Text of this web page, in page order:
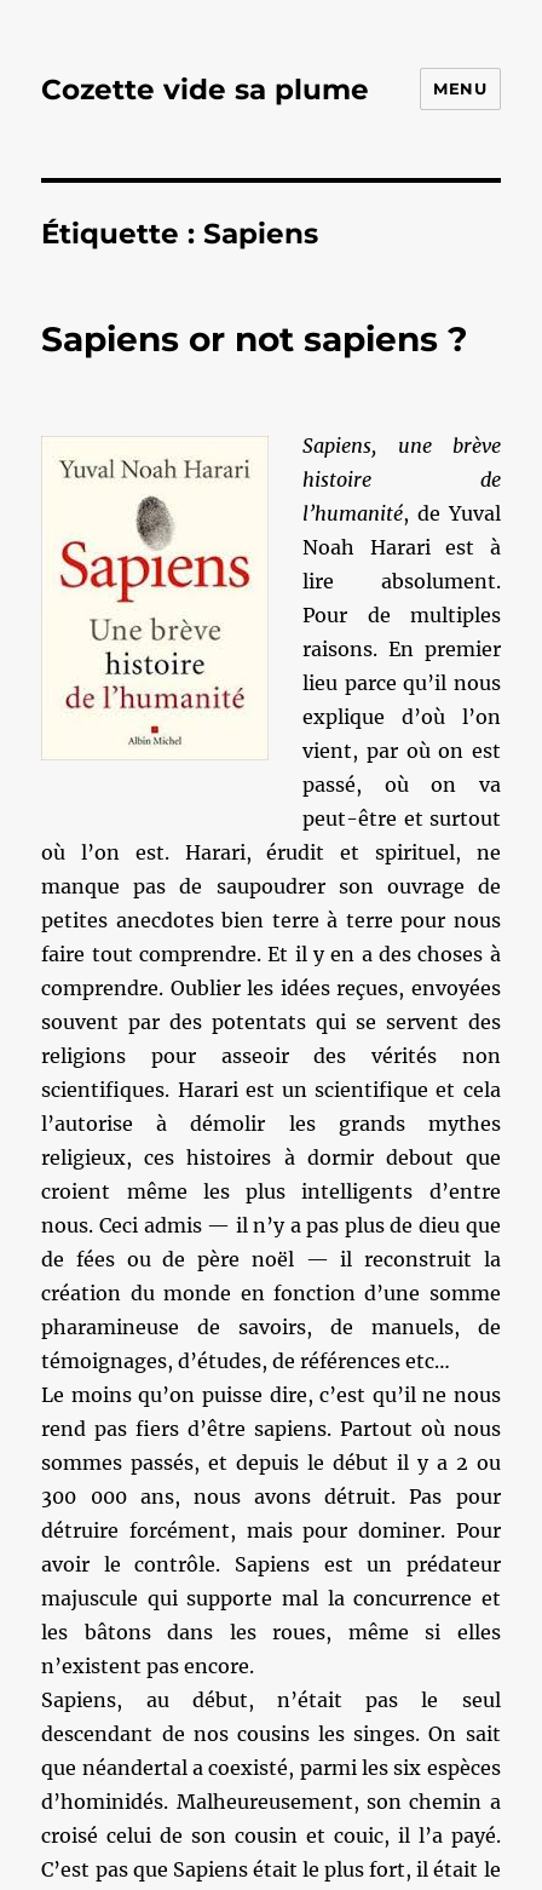
Cozette vide sa plume MENU
Étiquette :Sapiens
Sapiens or not sapiens ?
Sapiens, une brève
histoire de
l’humanité, de Yuval
Noah Harari est à
lire absolument.
Pour de multiples
raisons. En premier
lieu parce qu’il nous
explique d’où l’on
vient, par où on est
passé, où on va
peut-être et surtout
où l’on est. Harari, érudit et spirituel, ne
manque pas de saupoudrer son ouvrage de
petites anecdotes bien terre à terre pour nous
faire tout comprendre. Et il y en a des choses à
comprendre. Oublier les idées reçues, envoyées
souvent par des potentats qui se servent des
religions pour asseoir des vérités non
scientifiques. Harari est un scientifique et cela
l’autorise à démolir les grands mythes
religieux, ces histoires à dormir debout que
croient même les plus intelligents d’entre
nous. Ceci admis — il n’y a pas plus de dieu que
de fées ou de père noël — il reconstruit la
création du monde en fonction d’une somme
pharamineuse de savoirs, de manuels, de
témoignages, d’études, de références etc…
Le moins qu’on puisse dire, c’est qu’il ne nous
rend pas fiers d’être sapiens. Partout où nous
sommes passés, et depuis le début il y a 2 ou
300 000 ans, nous avons détruit. Pas pour
détruire forcément, mais pour dominer. Pour
avoir le contrôle. Sapiens est un prédateur
majuscule qui supporte mal la concurrence et
les bâtons dans les roues, même si elles
n’existent pas encore.
Sapiens, au début, n’était pas le seul
descendant de nos cousins les singes. On sait
que néandertal a coexisté, parmi les six espèces
d’hominidés. Malheureusement, son chemin a
croisé celui de son cousin et couic, il l’a payé.
C’est pas que Sapiens était le plus fort, il était le